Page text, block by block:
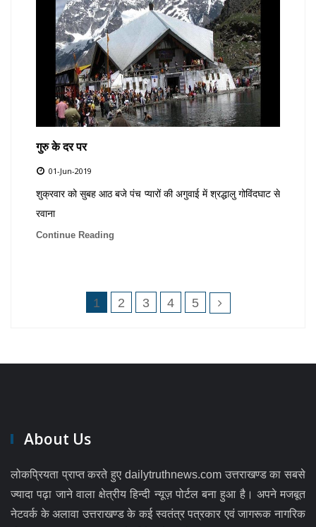
गुरु के दर पर
01-Jun-2019
शुक्रवार को सुबह आठ बजे पंच प्यारों की अगुवाई में श्रद्धालु गोविंदघाट से
रवाना
Continue Reading
1 2 3 4 5
About Us
लोकप्रियता प्राप्त करते हुए dailytruthnews.com उत्तराखण्ड का सबसे
ज्यादा पढ़ा जाने वाला क्षेत्रीय हिन्दी न्यूज़ पोर्टल बना हुआ है। अपने मजबूत
नेटवर्क के अलावा उत्तराखण्ड के कई स्वतंत्र पत्रकार एवं जागरूक नागरिक